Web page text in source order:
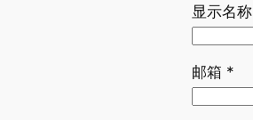
显示名称
邮箱 *